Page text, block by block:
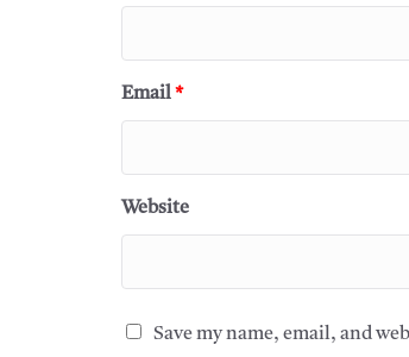
Email*
Website
Save my name, email, and